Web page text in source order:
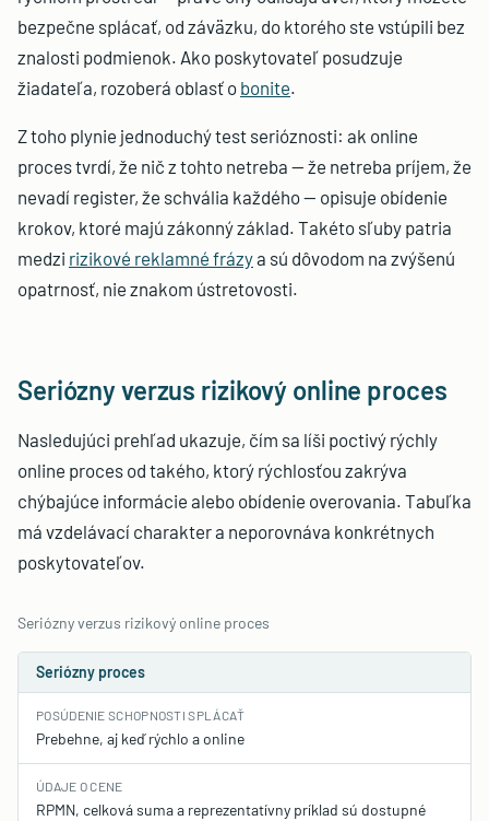
bezpečne splácať, od záväzku, do ktorého ste vstúpili bez
znalosti podmienok. Ako poskytovateľ posudzuje
žiadateľa, rozoberá oblasť o bonite.
Z toho plynie jednoduchý test serióznosti: ak online
proces tvrdí, že nič z tohto netreba — že netreba príjem, že
nevadí register, že schvália každého — opisuje obídenie
krokov, ktoré majú zákonný základ. Takéto sľuby patria
medzi rizikové reklamné frázya sú dôvodom na zvýšenú
opatrnosť, nie znakom ústretovosti.
Seriózny verzus rizikový online proces
Nasledujúci prehľad ukazuje, čím sa líši poctivý rýchly
online proces od takého, ktorý rýchlosťou zakrýva
chýbajúce informácie alebo obídenie overovania. Tabuľka
má vzdelávací charakter a neporovnáva konkrétnych
poskytovateľov.
Seriózny verzus rizikový online proces
Seriózny proces
POSÚDENIE SCHOPNOSTI SPLÁCAŤ
Prebehne, aj keď rýchlo a online
ÚDAJE O CENE
RPMN, celková suma a reprezentatívny príklad sú dostupné